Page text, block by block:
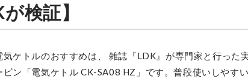
が検証】
気ケトルのおすすめは、 雑誌『LDK』が専門家と行った
ビン「電気ケトル CK-SA08 HZ」です。普段使いしやす